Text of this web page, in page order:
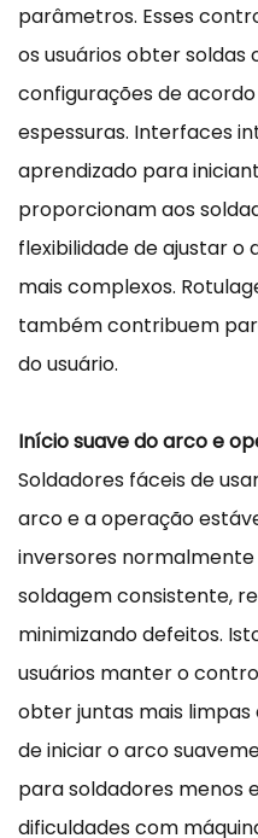
parâmetros. Esses
os usuários obter soldas
configurações de
espessuras. Interfaces
aprendizado para
proporcionam aos
flexibilidade de ajustar
mais complexos.
também contribuem
do usuário.
Início suave do arco e
Soldadores fáceis de
arco e a operação
inversores
soldagem consistente,
minimizando defeitos.
usuários manter o
obter juntas mais
de iniciar o arco
para soldadores menos
dificuldades com